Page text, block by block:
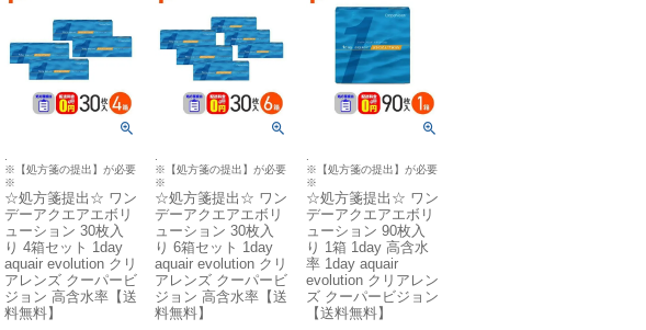
※【処方箋の提出】が必要
※
☆処方箋提出☆ ワン
デーアクエアエボリ
ューション 30枚入
り 4箱セット 1day
aquair evolution クリ
アレンズ クーパービ
ジョン 高含水率【送
料無料】
※【処方箋の提出】が必要
※
☆処方箋提出☆ ワン
デーアクエアエボリ
ューション 30枚入
り 6箱セット 1day
aquair evolution クリ
アレンズ クーパービ
ジョン 高含水率【送
料無料】
※【処方箋の提出】が必要
※
☆処方箋提出☆ ワン
デーアクエアエボリ
ューション 90枚入
り 1箱 1day 高含水
率 1day aquair
evolution クリアレン
ズ クーパービジョン
【送料無料】